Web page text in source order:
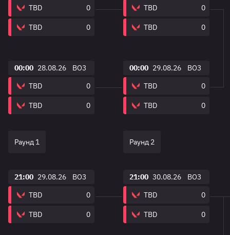
TBD
0
TBD 0
00:00 28.08.26
BO3
TBD
0
TBD 0
TBD
0
TBD 0
00:00 29.08.26
BO3
TBD
0
TBD 0
Раунд 1
21:00 29.08.26
BO3
TBD
0
TBD 0
Раунд 2
21:00 30.08.26
BO3
TBD
0
TBD 0